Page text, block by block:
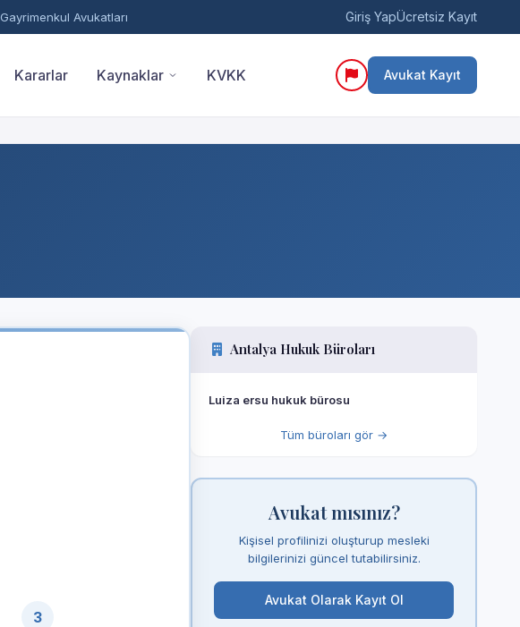
Gayrimenkul Avukatları Giriş YapÜcretsiz Kayıt
Kararlar Kaynaklar KVKK Avukat Kayıt
3
Antalya Hukuk Büroları
Luiza ersu hukuk bürosu
Tüm büroları gör →
Avukat mısınız?
Kişisel profilinizi oluşturup mesleki
bilgilerinizi güncel tutabilirsiniz.
Avukat Olarak Kayıt Ol